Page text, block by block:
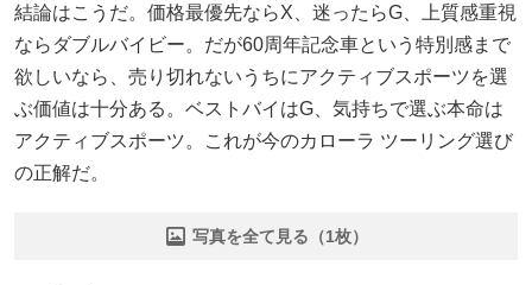
結論はこうだ。価格最優先ならX、迷ったらG、上質感重視
ならダブルバイビー。だが60周年記念車という特別感まで
欲しいなら、売り切れないうちにアクティブスポーツを選
ぶ価値は十分ある。ベストバイはG、気持ちで選ぶ本命は
アクティブスポーツ。これが今のカローラ ツーリング選び
の正解だ。
写真を全て見る（1枚）